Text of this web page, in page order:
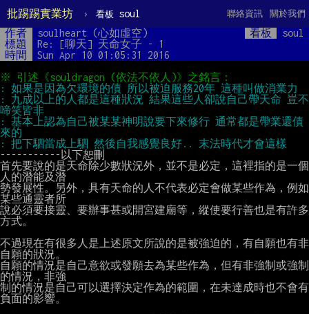
批踢踢實業坊 › 看板 soul 關於我們
聯絡資訊
作者 soulheart (心如虛空) 看板
soul
標題
Re: [聊天] 天命女子 - 1
時間
Sun Apr 10 01:05:31 2016
: 九成以上的人都是這種狀況 結果這些人卻說自己帶天命 豈不
: 基本上認為自己被某某神明說要下來修行 通常都是帶業還債
-----------以下恕刪
首先要說的是天命除少數狀況外，並不是必定，這裡指的是一個
人的潛能及潛
勢發展性。另外，具有天命的人不代表必定會做某些作為，例如
某些通靈者所
說必須要接靈、要辦事甚或開宮建廟等，縱使要行善也是有許多
方式。
不過現在有很多人是上述原文所說的是被強迫的，有自願也有非
自願的狀況。
自願的情況是自己意欲或發願去為某些作為，但有非強制或強制
的情況，非強
制的情況是自己可以選擇決定作為的範圍，在未達成時也不會有
負面的影響。